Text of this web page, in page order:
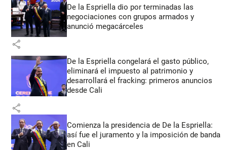
De la Espriella dio por terminadas las
negociaciones con grupos armados y
anunció megacárceles
share
De la Espriella congelará el gasto público,
eliminará el impuesto al patrimonio y
desarrollará el fracking: primeros anuncios
desde Cali
share
Comienza la presidencia de De la Espriella:
así fue el juramento y la imposición de banda
en Cali